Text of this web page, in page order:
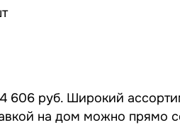
руб. Широкий
на дом можно прямо